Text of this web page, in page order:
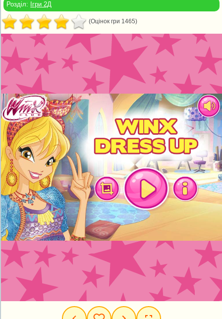
Розділ: Ігри 2Д
(Оцінок гри 1465)